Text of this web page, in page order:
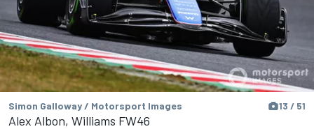
Simon Galloway / Motorsport Images 13 / 51
Alex Albon, Williams FW46